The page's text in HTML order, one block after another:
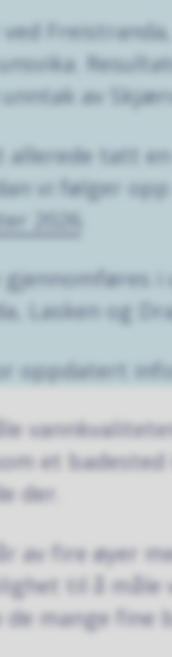
av
allerede tatt
vi følger
2026
i
Lasken og
oppdatert
et
der.
av fire øyer
til å
de mange fine